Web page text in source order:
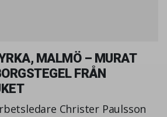
MALMÖ – MURAT
FRÅN
Christer Paulsson